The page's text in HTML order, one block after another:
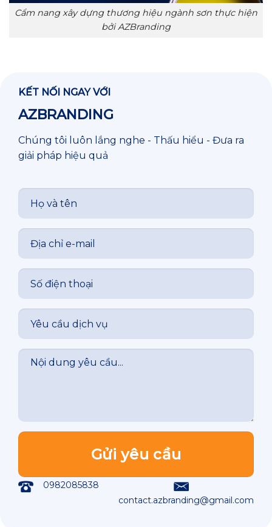
Cẩm nang xây dựng thương hiệu ngành sơn thực hiện
bởi AZBranding
KẾT NỐI NGAY VỚI
AZBRANDING
Chúng tôi luôn lắng nghe - Thấu hiểu - Đưa ra
giải pháp hiệu quả
0982085838
contact.azbranding@gmail.com